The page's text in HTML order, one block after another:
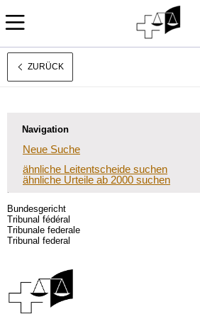
Français
ZURÜCK
Navigation
Neue Suche
ähnliche Leitentscheide suchen
ähnliche Urteile ab 2000 suchen
Bundesgericht
Tribunal fédéral
Tribunale federale
Tribunal federal